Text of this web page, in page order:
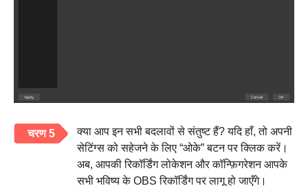
चरण 5
क्या आप इन सभी बदलावों से संतुष्ट हैं? यदि हाँ, तो अपनी
सेटिंग्स को सहेजने के लिए “ओके” बटन पर क्लिक करें।
अब, आपकी रिकॉर्डिंग लोकेशन और कॉन्फ़िगरेशन आपके
सभी भविष्य के OBS रिकॉर्डिंग पर लागू हो जाएँगे।